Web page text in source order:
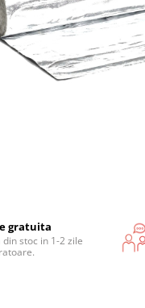
gratuita
stoc in 1-2 zile